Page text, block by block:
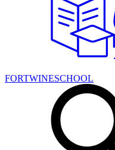
FORTWINESCHOOL